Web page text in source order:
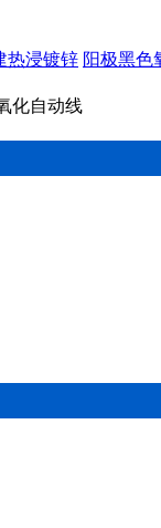
热浸镀锌 阳极黑色
化自动线